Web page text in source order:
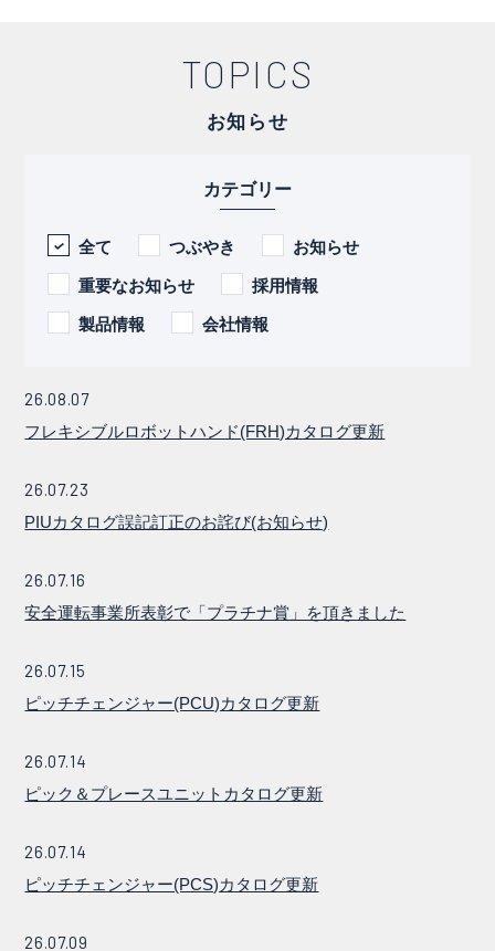
TOPICS
お知らせ
カテゴリー
全て つぶやき お知らせ
重要なお知らせ 採用情報
製品情報 会社情報
26.08.07
フレキシブルロボットハンド(FRH)カタログ更新
26.07.23
PIUカタログ誤記訂正のお詫び(お知らせ)
26.07.16
安全運転事業所表彰で「プラチナ賞」を頂きました
26.07.15
ピッチチェンジャー(PCU)カタログ更新
26.07.14
ピック＆プレースユニットカタログ更新
26.07.14
ピッチチェンジャー(PCS)カタログ更新
26.07.09